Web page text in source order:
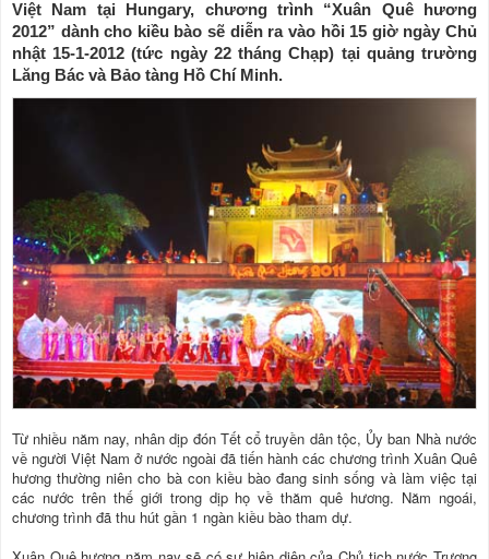
Việt Nam tại Hungary, chương trình “Xuân Quê hương
2012” dành cho kiều bào sẽ diễn ra vào hồi 15 giờ ngày Chủ
nhật 15-1-2012 (tức ngày 22 tháng Chạp) tại quảng trường
Lăng Bác và Bảo tàng Hồ Chí Minh.
Từ nhiều năm nay, nhân dịp đón Tết cổ truyền dân tộc, Ủy ban Nhà nước
về người Việt Nam ở nước ngoài đã tiến hành các chương trình Xuân Quê
hương thường niên cho bà con kiều bào đang sinh sống và làm việc tại
các nước trên thế giới trong dịp họ về thăm quê hương. Năm ngoái,
chương trình đã thu hút gần 1 ngàn kiều bào tham dự.